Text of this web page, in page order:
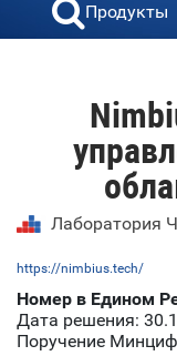
Продукты
Лаборатория
https://nimbius.tech/
Номер в Едином
Дата решения:
Поручение